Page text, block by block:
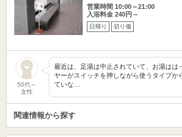
営業時間 10:00～21:00
入浴料金 240円～
日帰り 切り傷
50代～
女性
最近は、足湯は中止されていて、お湯はは
ヤーがスイッチを押しながら使うタイプか
ていな…
関連情報から探す